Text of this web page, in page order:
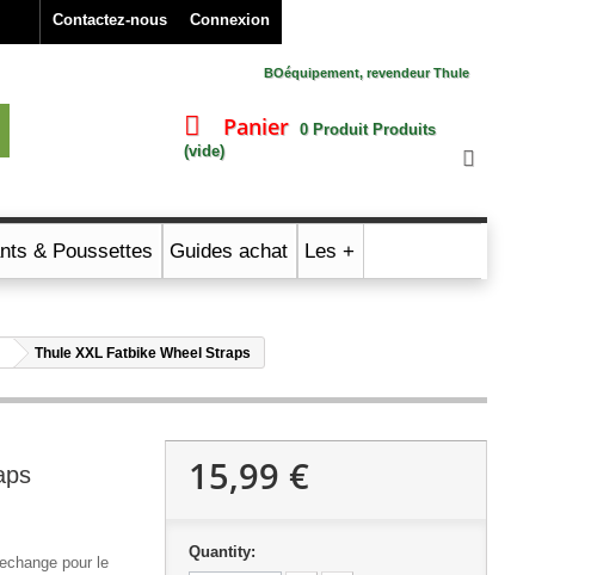
Connexion
Contactez-nous
BOéquipement, revendeur Thule
Panier 0 Produit Produits
(vide)
& Poussettes Guides achat Les +
Thule XXL Fatbike Wheel Straps
pour le
15,99 €
Quantity: